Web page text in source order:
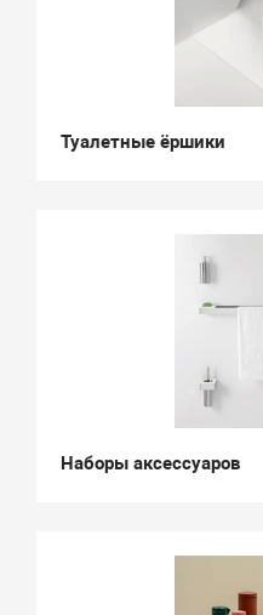
Туалетные ёршики
Наборы аксессуаров